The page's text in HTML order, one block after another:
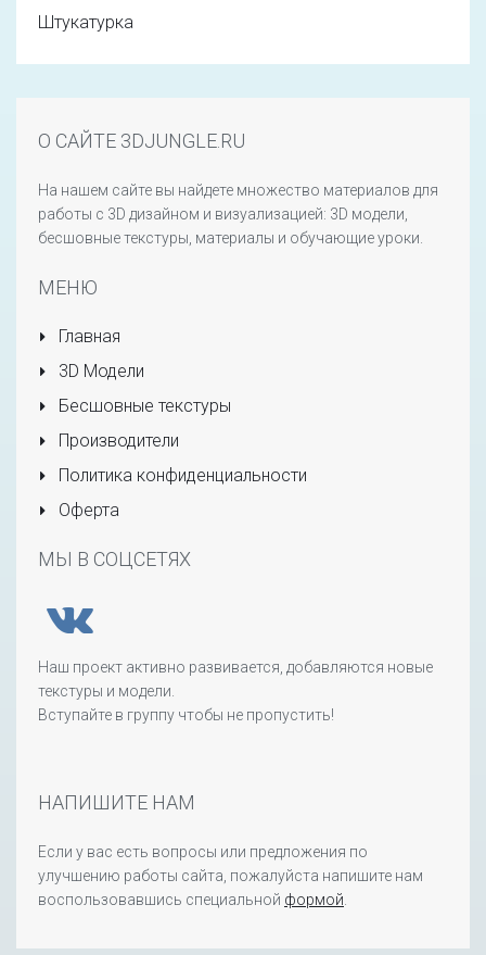
Штукатурка
О САЙТЕ 3DJUNGLE.RU
На нашем сайте вы найдете множество материалов для
работы с 3D дизайном и визуализацией: 3D модели,
бесшовные текстуры, материалы и обучающие уроки.
МЕНЮ
Главная
3D Модели
Бесшовные текстуры
Производители
Политика конфиденциальности
Оферта
МЫ В СОЦСЕТЯХ
Наш проект активно развивается, добавляются новые
текстуры и модели.
Вступайте в группу чтобы не пропустить!
НАПИШИТЕ НАМ
Если у вас есть вопросы или предложения по
улучшению работы сайта, пожалуйста напишите нам
воспользовавшись специальной формой.